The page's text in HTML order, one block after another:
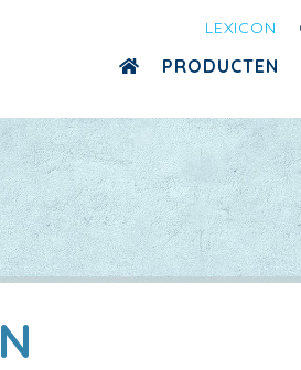
LEXICON
PRODUCTEN